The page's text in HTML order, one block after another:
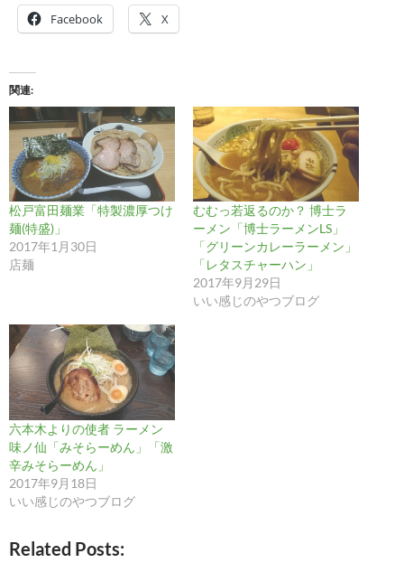
Facebook X
関連
松戸富田麺業「特製濃厚つけ
麺(特盛)」
2017年1月30日
店麺
むむっ若返るのか？ 博士ラ
ーメン「博士ラーメンLS」
「グリーンカレーラーメン」
「レタスチャーハン」
2017年9月29日
いい感じのやつブログ
六本木よりの使者 ラーメン
味ノ仙「みそらーめん」「激
辛みそらーめん」
2017年9月18日
いい感じのやつブログ
Related Posts: